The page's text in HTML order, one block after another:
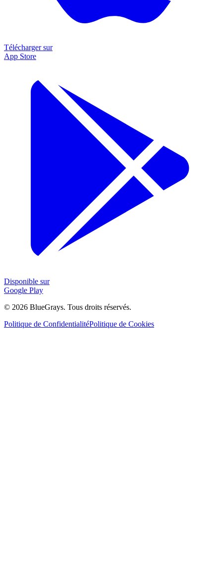
Télécharger sur
App Store
Disponible sur
Google Play
© 2026 BlueGrays. Tous droits réservés.
Politique de ConfidentialitéPolitique de Cookies